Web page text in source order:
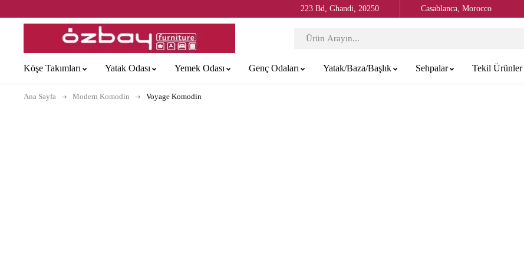
223 Bd, Ghandi, 20250 Casablanca, Morocco
Köşe Takımları Yatak Odası Yemek Odası Genç Odaları Yatak/Baza/Başlık Sehpalar Tekil Ürünler
Ana Sayfa Modern Komodin Voyage Komodin